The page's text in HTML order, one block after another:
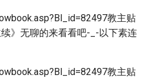
教主贴
》无聊的来看看吧-_-以下素连
教主贴